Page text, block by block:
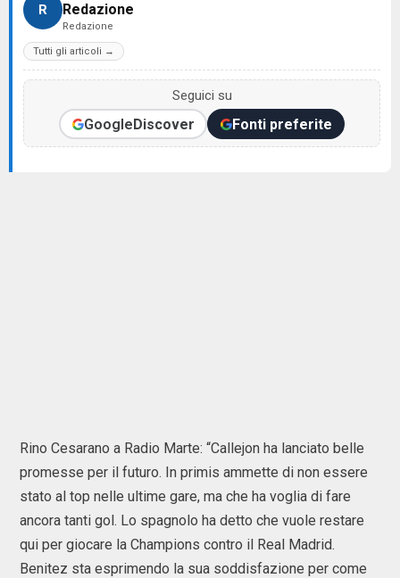
R Redazione
Redazione
Tutti gli articoli →
Seguici su
GoogleDiscover Fonti preferite
Rino Cesarano a Radio Marte: “Callejon ha lanciato belle
promesse per il futuro. In primis ammette di non essere
stato al top nelle ultime gare, ma che ha voglia di fare
ancora tanti gol. Lo spagnolo ha detto che vuole restare
qui per giocare la Champions contro il Real Madrid.
Benitez sta esprimendo la sua soddisfazione per come